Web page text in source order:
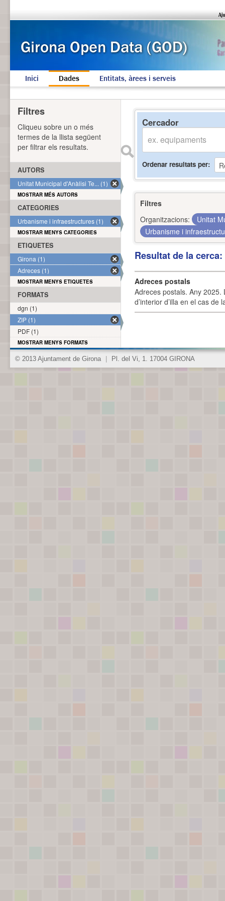
Inici Dades Entitats, àrees i serveis
Cercador
Ordenar resultats per
Filtres
Organitzacions:
Unitat
Urbanisme i
Resultat de la
Adreces postals
Adreces postals. Any 2025.
d’interior d’illa en el cas
Filtres
Cliqueu sobre un o més
termes de la llista següent
per filtrar els resultats.
AUTORS
Unitat Municipal d'Anàlisi Te... (1)
MOSTRAR MÉS AUTORS
CATEGORIES
Urbanisme i infraestructures (1)
MOSTRAR MENYS CATEGORIES
ETIQUETES
Girona (1)
Adreces (1)
MOSTRAR MENYS ETIQUETES
FORMATS
dgn (1)
ZIP (1)
PDF (1)
MOSTRAR MENYS FORMATS
© 2013 Ajuntament de Girona Pl. del Vi, 1. 17004 GIRONA